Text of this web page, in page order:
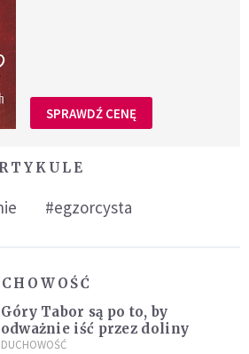
SPRAWDŹ CENĘ
#egzorcysta
Góry Tabor są po to, by
odważnie iść przez doliny
DUCHOWOŚĆ